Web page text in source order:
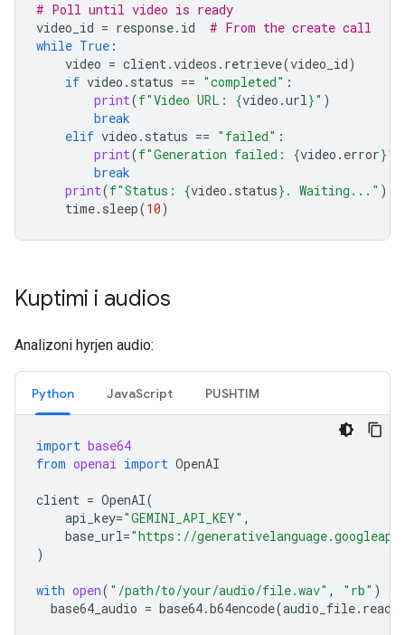
# Poll until video is ready
video_id = response. id
# From the create call
while True :
video = client.videos . retrieve(video_id)
if video . status == "completed" :
print(f"Video URL: {video .url}" )
break
elif video . status == "failed" :
print(f"Generation failed: {video . error}"
break
print(f"Status: {video . status} . Waiting..." )
time. sleep(10)
Kuptimi i audios
Analizoni hyrjen audio:
Python JavaScript PUSHTIM
import base64
from openai import OpenAI
client = OpenAI(
api_key="GEMINI_API_KEY" ,
base_url="https://
)
with open( "/path/to/your/audio/file.wav" , "rb" ) as
base64_audio = base64.b64encode(audio_file. read